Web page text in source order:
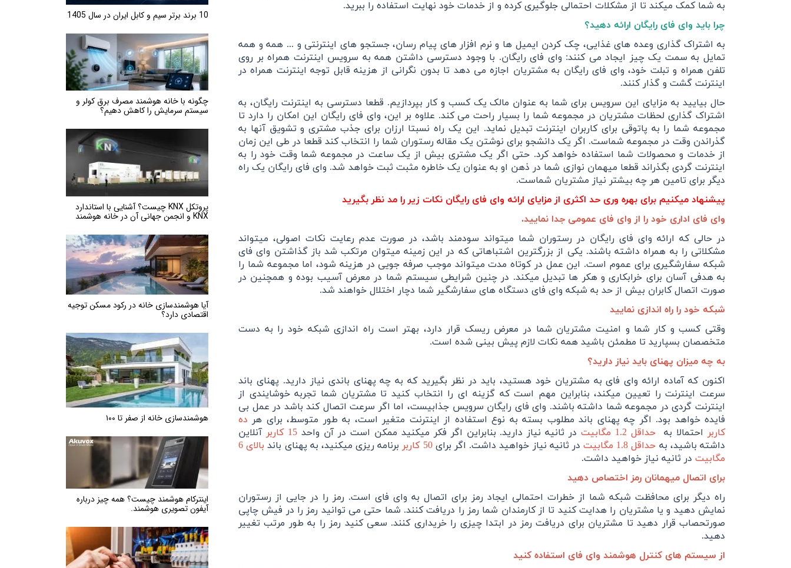
موتور و ریل پرده هوشمند
پرده برقی
ماژول های سیستمی
به شما کمک میکند تا از مشکلات احتمالی جلوگیری کرده و از خدمات خود نهایت استفاده را ببرید.
چرا باید وای فای رایگان ارائه دهید؟
به اشتراک گذاری وعده های غذایی، چک کردن ایمیل ها و نرم افزار های پیام رسان، جستجو های اینترنتی و ... همه و همه
تمایل به سمت یک چیز ایجاد می کنند: وای فای رایگان. با وجود دسترسی داشتن همه به سرویس اینترنت همراه بر روی
تلفن همراه و تبلت خود، وای فای رایگان به مشتریان اجازه می دهد تا بدون نگرانی از هزینه قابل توجه اینترنت همراه در
اینترنت گشت و گذار کنند.
حال بیایید به مزایای این سرویس برای شما به عنوان مالک یک کسب و کار بپردازیم. قطعا دسترسی به اینترنت رایگان، به
اشتراک گذاری لحظات مشتریان در مجموعه شما را بسیار راحت می کند. علاوه بر این، وای فای رایگان این امکان را دارد تا
مجموعه شما را به پاتوقی برای کاربران اینترنت تبدیل نماید. این یک راه نسبتا ارزان برای جذب مشتری و تشویق آنها به
گذراندن وقت در مجموعه شماست. اگر یک دانشجو برای نوشتن یک مقاله رستوران شما را انتخاب کند قطعا در طی این زمان
از خدمات و محصولات شما استفاده خواهد کرد. حتی اگر یک مشتری بیش از یک ساعت در مجموعه شما وقت خود را به
اینترنت گردی بگذراند قطعا میهمان نوازی شما در ذهن او به عنوان یک خاطره مثبت ثبت خواهد شد. وای فای رایگان یک راه
دیگر برای تامین هر چه بیشتر نیاز مشتریان شماست.
پیشنهاد میکنیم برای بهره وری حد اکثری از مزایای ارائه وای فای رایگان نکات زیر را مد نظر بگیرید
وای فای اداری خود را از وای فای عمومی جدا نمایید.
در حالی که ارائه وای فای رایگان در رستوران شما میتواند سودمند باشد، در صورت عدم رعایت نکات اصولی، میتواند
مشکلاتی را به همراه داشته باشند. یکی از بزرگترین اشتباهاتی که در این زمینه میتوان مرتکب شد باز گذاشتن وای فای
شبکه سفارشگیری برای عموم است. این عمل در کوتاه مدت میتواند موجب صرفه جویی در هزینه شود، اما مجموعه شما را
به هدفی آسان برای خرابکاری و هکر ها تبدیل میکند. در چنین شرایطی سیستم شما در معرض آسیب بوده و همچنین در
صورت اتصال کابران بیش از حد به شبکه وای فای دستگاه های سفارشگیر شما دچار اختلال خواهند شد.
شبکه خود را راه اندازی نمایید
وقتی کسب و کار شما و امنیت مشتریان شما در معرض ریسک قرار دارد، بهتر است راه اندازی شبکه خود را به دست
متخصصان بسپارید تا مطمئن باشید همه نکات لازم پیش بینی شده است.
به چه میزان پهنای باید نیاز دارید؟
اکنون که آماده ارائه وای فای به مشتریان خود هستید، باید در نظر بگیرید که به چه پهنای باندی نیاز دارید. پهنای باند
سرعت اینترنت را تعیین میکند، بنابراین مهم است که گزینه ای را انتخاب کنید تا مشتریان شما تجربه خوشایندی از
اینترنت گردی در مجموعه شما داشته باشند. وای فای رایگان سرویس جذابیست، اما اگر سرعت اتصال کند باشد در عمل بی
فایده خواهد بود. اگر چه پهنای باند مطلوب بسته به نوع استفاده از اینترنت متغیر است، به طور متوسط، برای هر ده
کاربر احتمالا به حداقل 1.2 مگابیت در ثانیه نیاز دارید. بنابراین اگر فکر میکنید ممکن است در آن واحد15 کاربر
آنلاین
داشته باشید، به حداقل 1.8 مگابیت در ثانیه نیاز خواهید داشت. اگر برای50 کاربر برنامه ریزی میکنید، به پهنای باند
بالای 6
مگابیت در ثانیه نیاز خواهید داشت.
برای اتصال میهمانان رمز اختصاص دهید
راه دیگر برای محافظت شبکه شما از خطرات احتمالی ایجاد رمز برای اتصال به وای فای است. رمز را در جایی از رستوران
نمایش دهید و یا مشتریان را هدایت کنید تا از کارمندان شما رمز را دریافت کنند. شما حتی می توانید رمز را در فیش چاپی
صورتحصاب قرار دهید تا مشتریان برای دریافت رمز در ابتدا چیزی را خریداری کنند. سعی کنید رمز را به طور مرتب تغییر
دهید.
از سیستم های کنترل هوشمند وای فای استفاده کنید
10 برند برتر سیم و کابل ایران در سال 1405
چگونه با خانه هوشمند مصرف برق کولر و
سیستم سرمایش را کاهش دهیم؟
پروتکل KNX چیست؟ آشنایی با استاندارد
KNX و انجمن جهانی آن در خانه هوشمند
آیا هوشمندسازی خانه در رکود مسکن توجیه
اقتصادی دارد؟
هوشمندسازی خانه از صفر تا ۱۰۰
اینترکام هوشمند چیست؟ همه چیز درباره
آیفون تصویری هوشمند.